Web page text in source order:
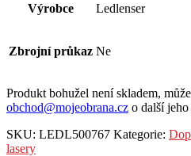
Výrobce Ledlenser
Zbrojní průkaz Ne
Produkt bohužel není skladem,
obchod@mojeobrana.cz o další
SKU: LEDL500767 Kategorie:
lasery